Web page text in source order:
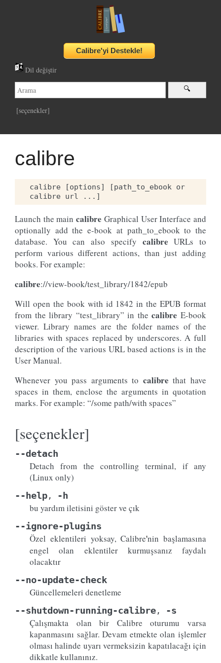
Dil değiştir
[seçenekler]
calibre
calibre [options] [path_to_ebook or
Launch the maincalibre Graphical User Interface and
optionally add the e-book at path_to_ebook to the
database. You can also specify calibre URLs to
perform various different actions, than just adding
books. For example:
calibre://view-book/test_library/1842/epub
Will open the book with id 1842 in the EPUB format
from the library “test_library” in thecalibre E-book
viewer. Library names are the folder names of the
libraries with spaces replaced by underscores. A full
description of the various URL based actions is in the
User Manual.
Whenever you pass arguments to calibre that have
spaces in them, enclose the arguments in quotation
marks. For example: “/some path/with spaces”
[seçenekler]
--detach
Detach from the controlling terminal, if any
(Linux only)
--help , -h
bu yardım iletisini göster ve çık
--ignore-plugins
Özel eklentileri yoksay, Calibre'nin başlamasına
engel olan eklentiler kurmuşsanız faydalı
olacaktır
--no-update-check
Güncellemeleri denetleme
--shutdown-running-calibre , -s
Çalışmakta olan bir Calibre oturumu varsa
kapanmasını sağlar. Devam etmekte olan işlemler
olması halinde uyarı vermeksizin kapatılacağı için
dikkatle kullanınız.